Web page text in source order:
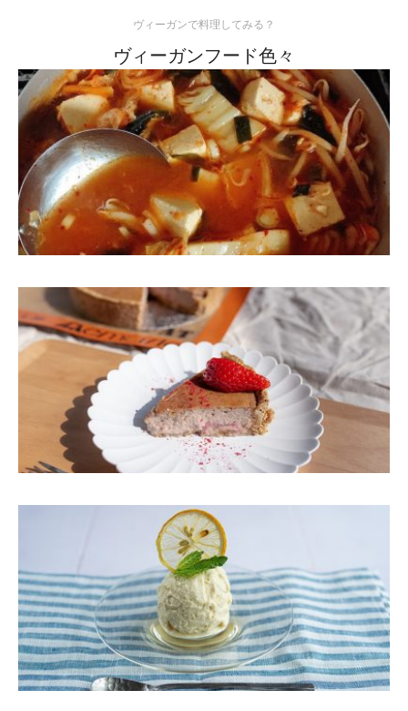
ヴィーガンで料理してみる？
ヴィーガンフード色々